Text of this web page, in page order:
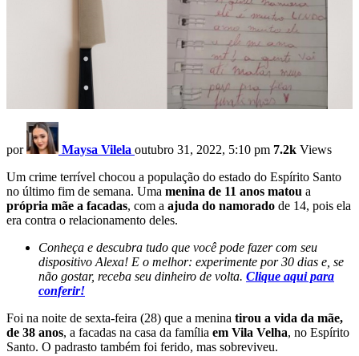
por Maysa Vilela outubro 31, 2022, 5:10 pm 7.2k Views
Um crime terrível chocou a população do estado do Espírito Santo
no último fim de semana. Uma menina de 11 anos matou a
própria mãe a facadas, com a ajuda do namorado de 14, pois ela
era contra o relacionamento deles.
Conheça e descubra tudo que você pode fazer com seu
dispositivo Alexa! E o melhor: experimente por 30 dias e, se
não gostar, receba seu dinheiro de volta. Clique aqui para
conferir!
Foi na noite de sexta-feira (28) que a menina tirou a vida da mãe,
de 38 anos, a facadas na casa da família em Vila Velha, no Espírito
Santo. O padrasto também foi ferido, mas sobreviveu.